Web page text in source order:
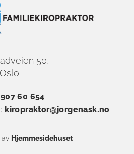
50,
907 60 654
kiropraktor@jorgenask.no
av Hjemmesidehuset